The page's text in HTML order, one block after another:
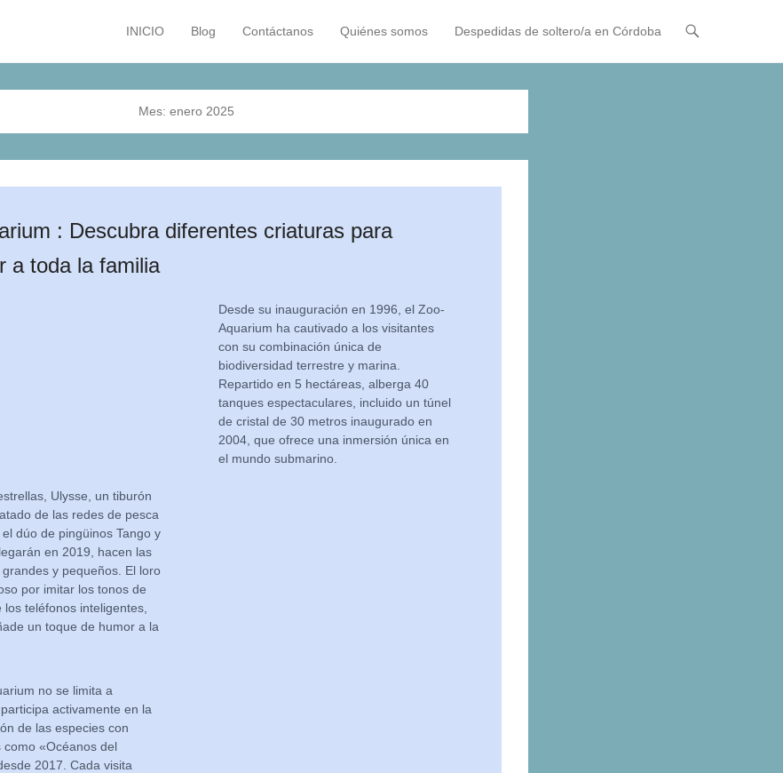
Menú principal
Saltar al contenido
INICIO Blog Contáctanos Quiénes somos Despedidas de soltero/a en Córdoba
Mes: enero 2025
: Descubra diferentes criaturas para
a toda la familia
Desde su inauguración en 1996, el Zoo-
Aquarium ha cautivado a los visitantes
con su combinación única de
biodiversidad terrestre y marina.
Repartido en 5 hectáreas, alberga 40
tanques espectaculares, incluido un túnel
de cristal de 30 metros inaugurado en
2004, que ofrece una inmersión única en
el mundo submarino.
Ulysse, un tiburón
de las redes de pesca
dúo de pingüinos Tango y
en 2019, hacen las
y pequeños. El loro
por imitar los tonos de
los teléfonos inteligentes,
un toque de humor a la
no se limita a
activamente en la
de las especies con
como «Océanos del
2017. Cada visita